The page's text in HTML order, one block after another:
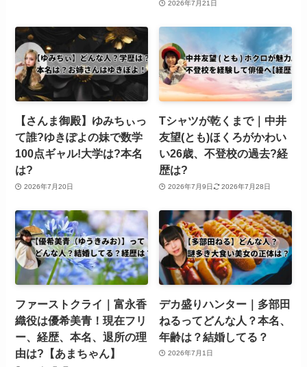
2026年7月21日
【さんま御殿】ゆみちぃっ
て誰?ゆきぽよの妹で数学
100点ギャル!大学は?本名
は?
2026年7月20日
Tシャツが乾くまで｜中井
友望(とも)ほくろがかわい
い26歳、不登校の過去?経
歴は?
2026年7月9日 2026年7月28日
ファーストクライ｜富永香
織役は優希美青！現在フリ
ー、経歴、本名、退所の理
由は?【あまちゃん】
デカ盛りハンター｜多部田
ねるってどんな人？本名、
年齢は？結婚してる？
2026年7月1日